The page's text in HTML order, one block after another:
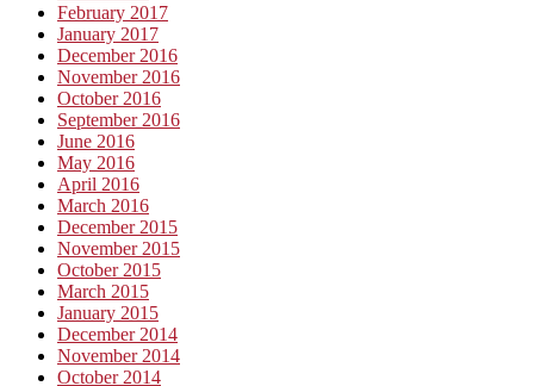
February 2017
January 2017
December 2016
November 2016
October 2016
September 2016
June 2016
May 2016
April 2016
March 2016
December 2015
November 2015
October 2015
March 2015
January 2015
December 2014
November 2014
October 2014